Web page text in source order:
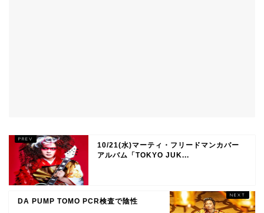
10/21(水)マーティ・フリードマンカバー
アルバム「TOKYO JUK...
DA PUMP TOMO PCR検査で陰性